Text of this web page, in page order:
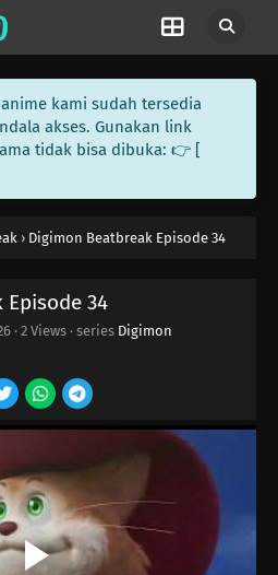
kami sudah tersedia
akses. Gunakan link
tidak bisa dibuka: 👉 [
› Digimon Beatbreak Episode 34
Episode 34
· 2 Views · series Digimon